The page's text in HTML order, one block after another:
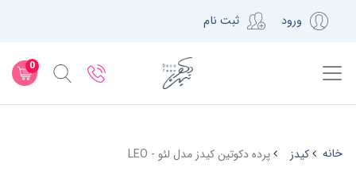
ورود ثبت نام
0
خانه کیدز پرده دکوتین کیدز مدل لئو - LEO